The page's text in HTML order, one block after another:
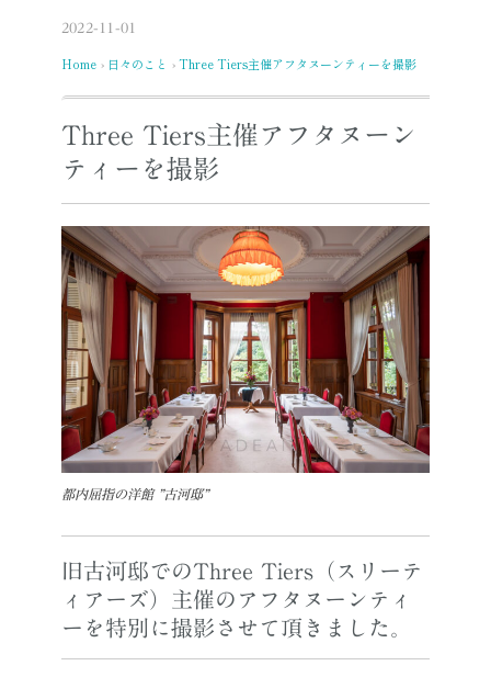
2022-11-01
Home › 日々のこと › Three Tiers主催アフタヌーンティーを撮影
Three Tiers主催アフタヌーン
ティーを撮影
都内屈指の洋館 ”古河邸”
旧古河邸でのThree Tiers（スリーテ
ィアーズ）主催のアフタヌーンティ
ーを特別に撮影させて頂きました。